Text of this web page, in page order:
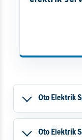
Oto Elektrik
Oto Elektrik